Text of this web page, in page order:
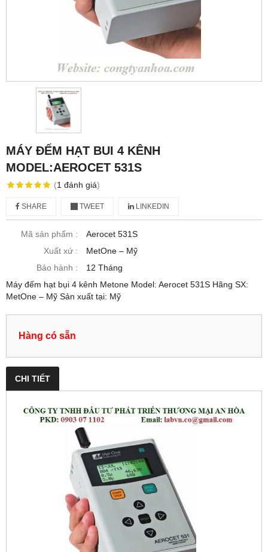
MÁY ĐẾM HẠT BUI 4 KÊNH
MODEL:AEROCET 531S
(1 đánh giá)
SHARE TWEET LINKEDIN
Mã sản phẩm :
Aerocet 531S
Xuất xứ :
MetOne – Mỹ
Bảo hành :
12 Tháng
Máy đếm hạt bụi 4 kênh Metone Model: Aerocet 531S Hãng SX:
MetOne – Mỹ Sản xuất tại: Mỹ
Hàng có sẵn
CHI TIẾT